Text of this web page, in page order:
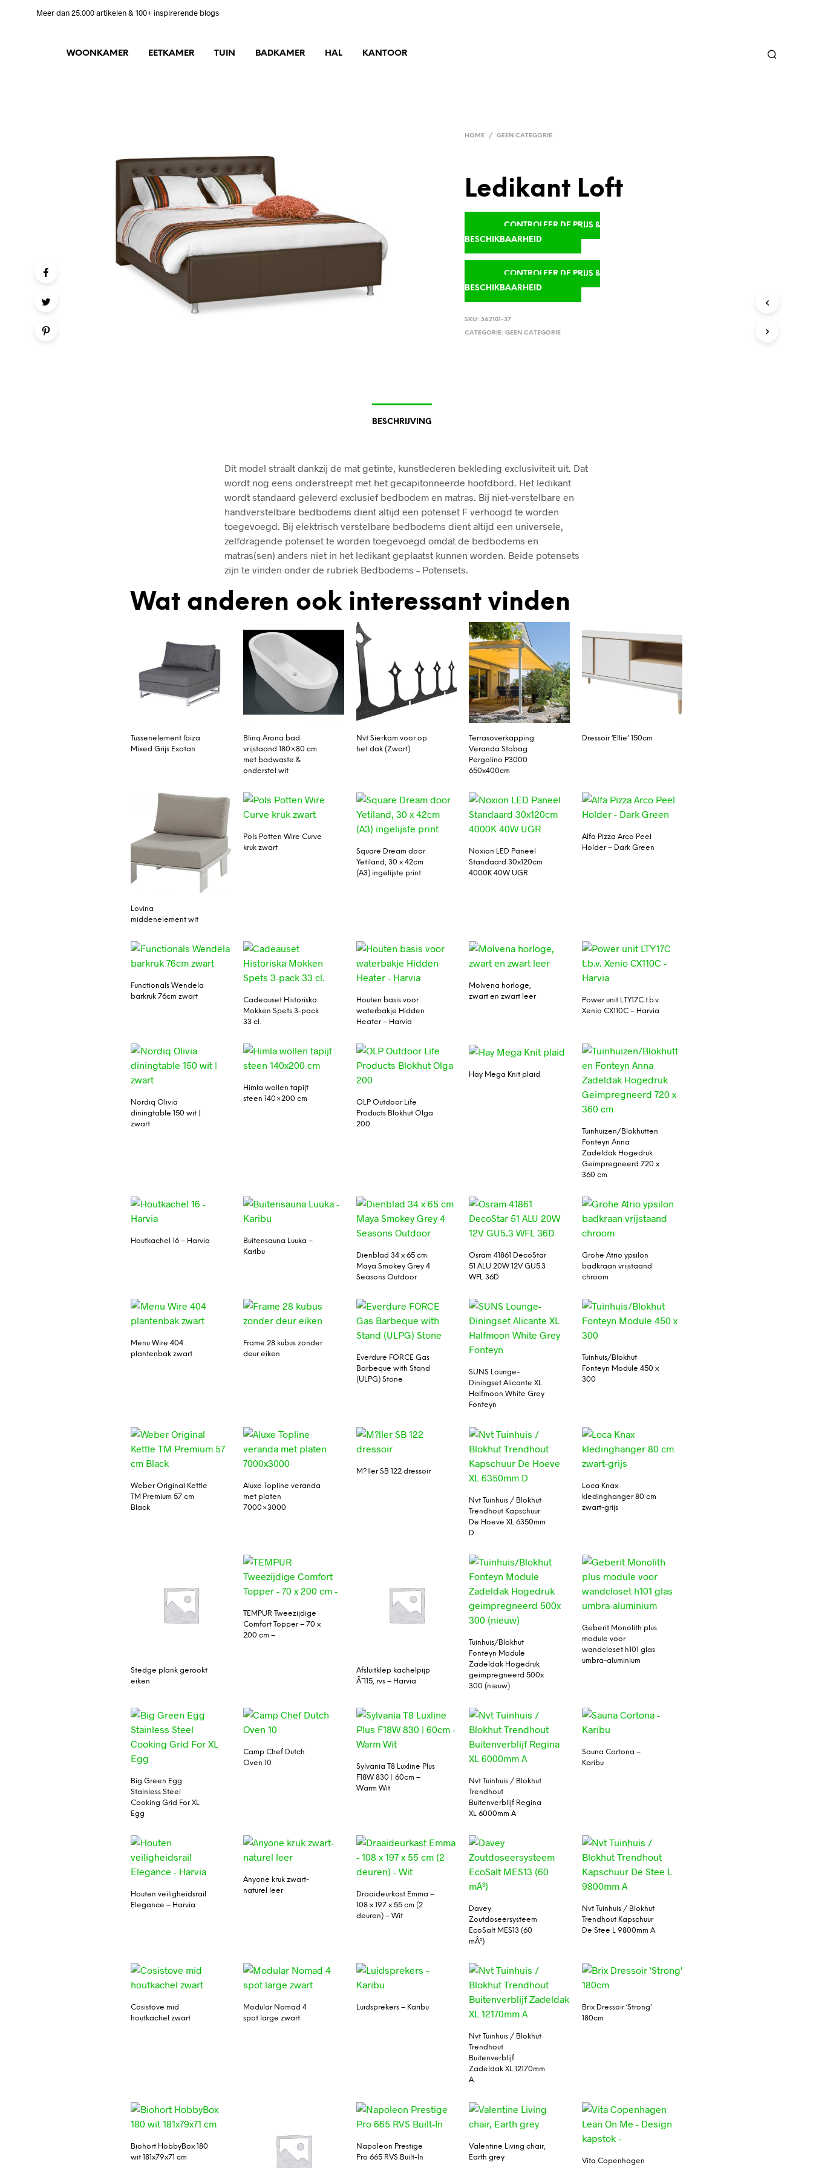
Meer dan 25.000 artikelen & 100+ inspirerende blogs
WOONKAMER EETKAMER TUIN BADKAMER HAL KANTOOR
HOME / GEEN CATEGORIE
Ledikant Loft
CONTROLEER DE PRIJS &
BESCHIKBAARHEID
CONTROLEER DE PRIJS &
BESCHIKBAARHEID
SKU:362101-37
CATEGORIE:GEEN CATEGORIE
BESCHRIJVING
Dit model straalt dankzij de mat getinte, kunstlederen bekleding exclusiviteit uit. Dat
wordt nog eens onderstreept met het gecapitonneerde hoofdbord. Het ledikant
wordt standaard geleverd exclusief bedbodem en matras. Bij niet-verstelbare en
handverstelbare bedbodems dient altijd een potenset F verhoogd te worden
toegevoegd. Bij elektrisch verstelbare bedbodems dient altijd een universele,
zelfdragende potenset te worden toegevoegd omdat de bedbodems en
matras(sen) anders niet in het ledikant geplaatst kunnen worden. Beide potensets
zijn te vinden onder de rubriek Bedbodems – Potensets.
Wat anderen ook interessant vinden
Tussenelement Ibiza
Mixed Grijs Exotan
Blinq Arona bad
vrijstaand 180×80 cm
met badwaste &
onderstel wit
Nvt Sierkam voor op
het dak (Zwart)
Terrasoverkapping
Veranda Stobag
Pergolino P3000
650x400cm
Dressoir ‘Ellie’ 150cm
Lovina
middenelement wit
Pols Potten Wire Curve
kruk zwart
Square Dream door
Yetiland, 30 x 42cm
(A3) ingelijste print
Noxion LED Paneel
Standaard 30x120cm
4000K 40W UGR
Alfa Pizza Arco Peel
Holder – Dark Green
Functionals Wendela
barkruk 76cm zwart
Cadeauset Historiska
Mokken Spets 3-pack
33 cl.
Houten basis voor
waterbakje Hidden
Heater – Harvia
Molvena horloge,
zwart en zwart leer
Power unit LTY17C t.b.v.
Xenio CX110C – Harvia
Nordiq Olivia
diningtable 150 wit |
zwart
Himla wollen tapijt
steen 140×200 cm
OLP Outdoor Life
Products Blokhut Olga
200
Hay Mega Knit plaid
Tuinhuizen/Blokhutten
Fonteyn Anna
Zadeldak Hogedruk
Geimpregneerd 720 x
360 cm
Houtkachel 16 – Harvia
Buitensauna Luuka –
Karibu
Dienblad 34 x 65 cm
Maya Smokey Grey 4
Seasons Outdoor
Osram 41861 DecoStar
51 ALU 20W 12V GU5.3
WFL 36D
Grohe Atrio ypsilon
badkraan vrijstaand
chroom
Menu Wire 404
plantenbak zwart
Frame 28 kubus zonder
deur eiken
Everdure FORCE Gas
Barbeque with Stand
(ULPG) Stone
SUNS Lounge-
Diningset Alicante XL
Halfmoon White Grey
Fonteyn
Tuinhuis/Blokhut
Fonteyn Module 450 x
300
Weber Original Kettle
TM Premium 57 cm
Black
Aluxe Topline veranda
met platen
7000×3000
M?ller SB 122 dressoir
Nvt Tuinhuis / Blokhut
Trendhout Kapschuur
De Hoeve XL 6350mm
D
Loca Knax
kledinghanger 80 cm
zwart-grijs
Stedge plank gerookt
eiken
TEMPUR Tweezijdige
Comfort Topper – 70 x
200 cm –
Afsluitklep kachelpijp
Ã˜ 115, rvs – Harvia
Tuinhuis/Blokhut
Fonteyn Module
Zadeldak Hogedruk
geimpregneerd 500x
300 (nieuw)
Geberit Monolith plus
module voor
wandcloset h101 glas
umbra-aluminium
Big Green Egg
Stainless Steel
Cooking Grid For XL
Egg
Camp Chef Dutch
Oven 10
Sylvania T8 Luxline Plus
F18W 830 | 60cm –
Warm Wit
Nvt Tuinhuis / Blokhut
Trendhout
Buitenverblijf Regina
XL 6000mm A
Sauna Cortona –
Karibu
Houten veiligheidsrail
Elegance – Harvia
Anyone kruk zwart-
naturel leer
Draaideurkast Emma –
108 x 197 x 55 cm (2
deuren) – Wit
Davey
Zoutdoseersysteem
EcoSalt MES13 (60
mÂ³)
Nvt Tuinhuis / Blokhut
Trendhout Kapschuur
De Stee L 9800mm A
Cosistove mid
houtkachel zwart
Modular Nomad 4
spot large zwart
Luidsprekers – Karibu
Nvt Tuinhuis / Blokhut
Trendhout
Buitenverblijf
Zadeldak XL 12170mm
A
Brix Dressoir ‘Strong’
180cm
Biohort HobbyBox 180
wit 181x79x71 cm
Napoleon Prestige
Pro 665 RVS Built-In
Valentine Living chair,
Earth grey
Vita Copenhagen